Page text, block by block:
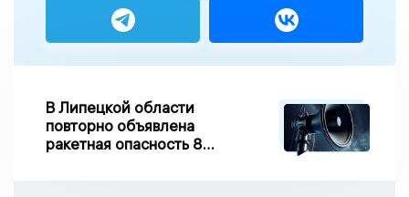
В Липецкой области
повторно объявлена
ракетная опасность 8